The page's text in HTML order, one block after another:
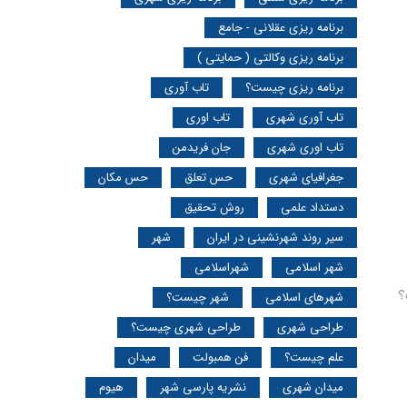
برنامه ریزی عقلانی - جامع
برنامه ریزی وکالتی ( حمایتی )
برنامه ریزی چیست؟
تاب آوری
تاب آوری شهری
تاب اوری
تاب اوری شهری
جان فریدمن
جغرافیای شهری
حس تعلق
حس مکان
دستداد علمی
روش تحقیق
سیر روند شهرنشینی در ایران
شهر
شهر اسلامی
شهراسلامی
شهرهای اسلامی
شهر چیست؟
طراحی شهری
طراحی شهری چیست؟
علم چیست؟
فن همبولت
میدان
میدان شهری
نشریه پارسی شهر
هیوم